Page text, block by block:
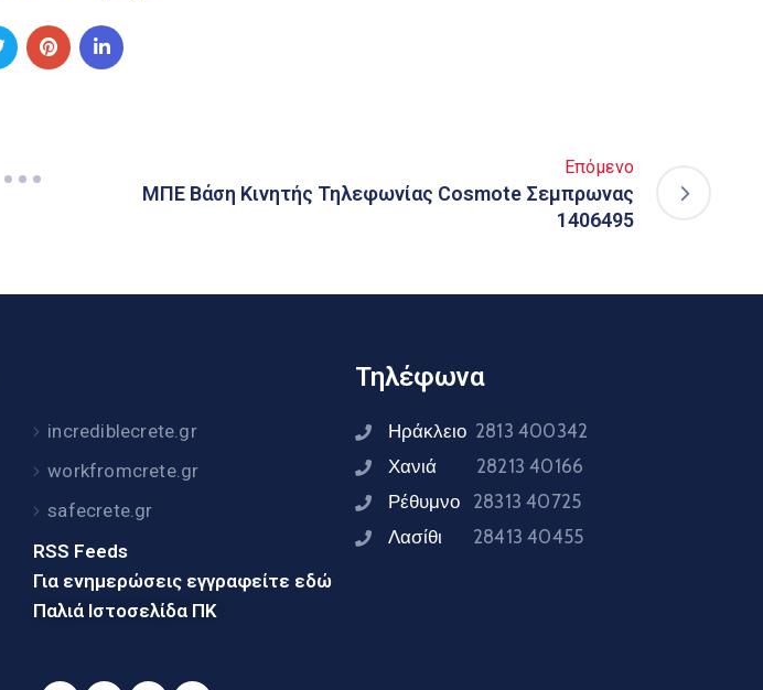
Επόμενο
ΜΠΕ Βάση Κινητής Τηλεφωνίας Cosmote Σεμπρωνας
1406495
incrediblecrete.gr
workfromcrete.gr
safecrete.gr
RSS Feeds
Για ενημερώσεις εγγραφείτε εδώ
Παλιά Ιστοσελίδα ΠΚ
Τηλέφωνα
Ηράκλειο 2813 400342
Χανιά 28213 40166
Ρέθυμνο 28313 40725
Λασίθι 28413 40455